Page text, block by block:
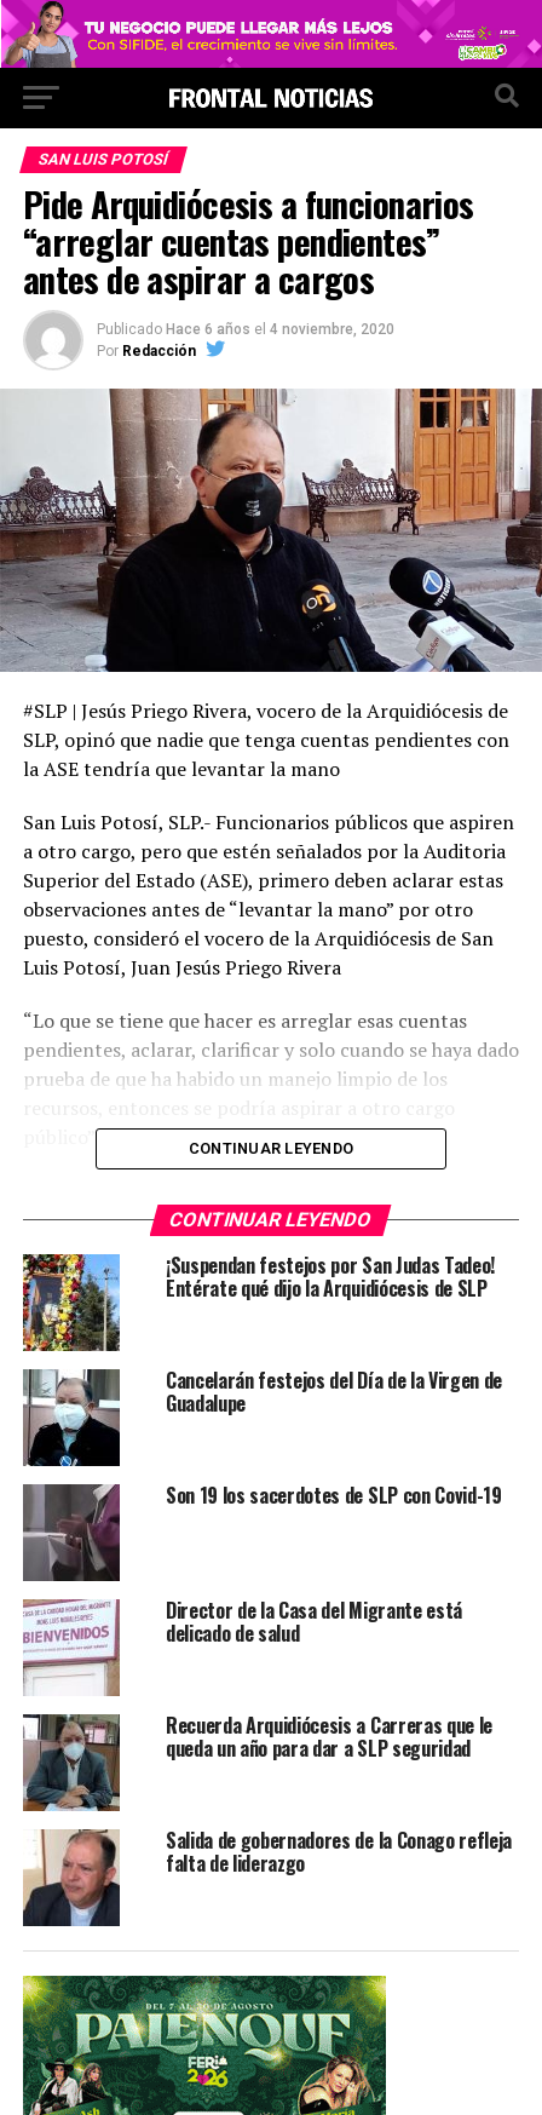
SAN LUIS POTOSÍ
Pide Arquidiócesis a funcionarios
“arreglar cuentas pendientes”
antes de aspirar a cargos
Publicado Hace 6 años el 4 noviembre, 2020
Por Redacción
#SLP | Jesús Priego Rivera, vocero de la Arquidiócesis de
SLP, opinó que nadie que tenga cuentas pendientes con
la ASE tendría que levantar la mano
San Luis Potosí, SLP.- Funcionarios públicos que aspiren
a otro cargo, pero que estén señalados por la Auditoria
Superior del Estado (ASE), primero deben aclarar estas
observaciones antes de “levantar la mano” por otro
puesto, consideró el vocero de la Arquidiócesis de San
Luis Potosí, Juan Jesús Priego Rivera
“Lo que se tiene que hacer es arreglar esas cuentas
pendientes, aclarar, clarificar y solo cuando se haya dado
prueba de que ha habido un manejo limpio de los
público” dijo.
Auditoría tendría que levantar la mano”, por lo que
insistió que los funcionarios que tengan la intención de
participar en las elecciones del próximo año deben
clarificar primero este tipo de señalamientos antes de
buscar contender en los siguientes comicios.
Asimismo, Priego Rivera dijo que las autoridades
aspirantes deben esperar que la ASE deslinde
responsabilidades y determine si hay limpieza o no, en el
TEMAS RELACIONADOS
ASE
FEATURED
YA VIENE
Acercan oficinas regionales de servicios y apoyos en el
estado
NO TE PIERDAS
Ciudad Valles no ha sido notificado por la ASE sobre
supuestas irregularidades en su cuenta pública
CONTINUAR LEYENDO
CONTINUAR LEYENDO
¡Suspendan festejos por San Judas Tadeo!
Entérate qué dijo la Arquidiócesis de SLP
Cancelarán festejos del Día de la Virgen de
Guadalupe
Son 19 los sacerdotes de SLP con Covid-19
Director de la Casa del Migrante está
delicado de salud
Recuerda Arquidiócesis a Carreras que le
queda un año para dar a SLP seguridad
Salida de gobernadores de la Conago refleja
falta de liderazgo